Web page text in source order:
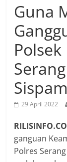
Guna
29 April 2022
ganguan
Polres